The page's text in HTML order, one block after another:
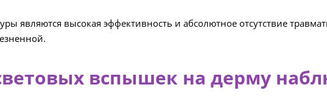
являются высокая эффективность и абсолютное отсутствие
вспышек на дерму